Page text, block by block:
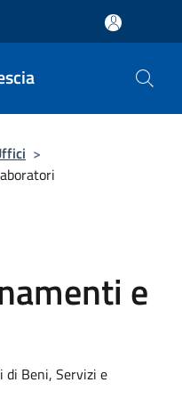
>
e
di Beni, Servizi e